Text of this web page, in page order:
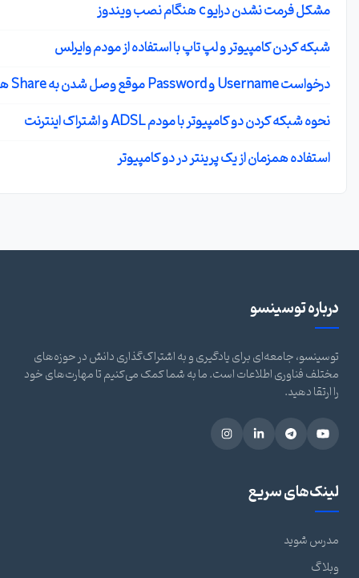
مشکل فرمت نشدن درایو c هنگام نصب ویندوز
شبکه کردن کامپیوتر و لپ تاپ با استفاده از مودم وایرلس
درخواست Username و Password موقع وصل شدن به Share ها
نحوه شبکه کردن دو کامپیوتر با مودم ADSL و اشتراک اینترنت
استفاده همزمان از یک پرینتر در دو کامپیوتر
توسینسو
جامعه‌ای برای یادگیری و به اشتراک‌گذاری دانش در حوزه‌های
فناوری اطلاعات است. ما به شما کمک می‌کنیم تا مهارت‌های خود
ارتقا دهید.
سریع
شوید